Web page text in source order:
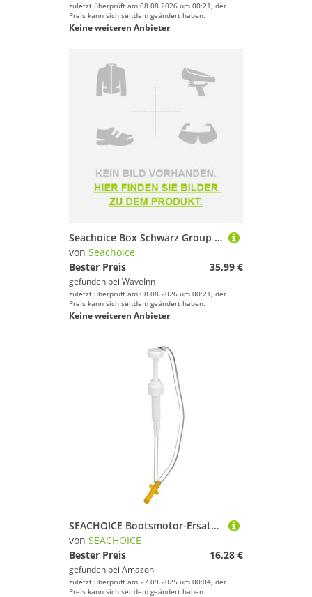
zuletzt überprüft am 08.08.2026 um 00:21; der
Preis kann sich seitdem geändert haben.
Keine weiteren Anbieter
Seachoice Box Schwarz Group 27
von Seachoice
Bester Preis
35,99 €
gefunden bei WaveInn
zuletzt überprüft am 08.08.2026 um 00:21; der
Preis kann sich seitdem geändert haben.
Keine weiteren Anbieter
SEACHOICE Bootsmotor-Ersatzteil-Kits, spezifiziert, Einheitsgröße
von SEACHOICE
Bester Preis
16,28 €
gefunden bei Amazon
zuletzt überprüft am 27.09.2025 um 00:04; der
Preis kann sich seitdem geändert haben.